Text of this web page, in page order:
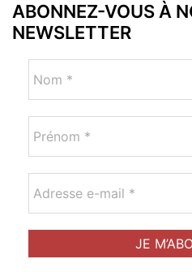
ABONNEZ-VOUS À
NEWSLETTER